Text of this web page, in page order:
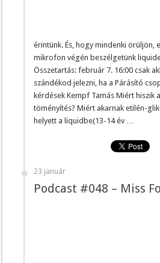
érintünk. És, hogy mindenki örüljön,
mikrofon végén beszélgetünk
Összetartás: február 7. 16:00 csak
szándékod jelezni, ha a Párásító
kérdések Kempf Tamás Miért hiszik
töményítés? Miért akarnak etilén-
helyett a liquidbe(13-14 év …
23 január
Podcast #048 – Miss